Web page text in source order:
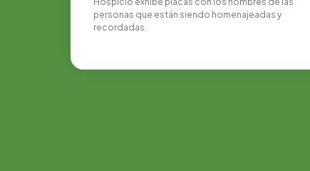
personas que están siendo homenajeadas y
recordadas.